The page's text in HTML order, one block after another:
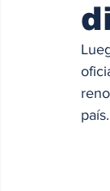
país.